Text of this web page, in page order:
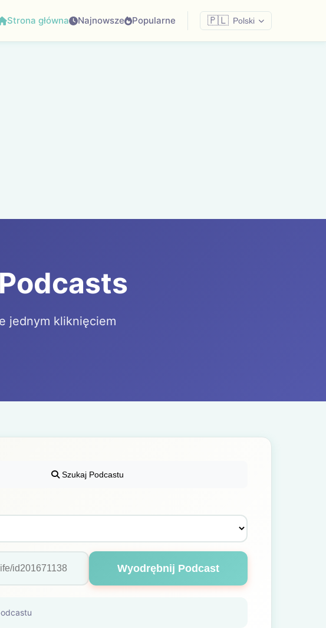
Strona główna Najnowsze Popularne 🇵🇱 Polski
jednym kliknięciem
Szukaj Podcastu
Wyodrębnij Podcast